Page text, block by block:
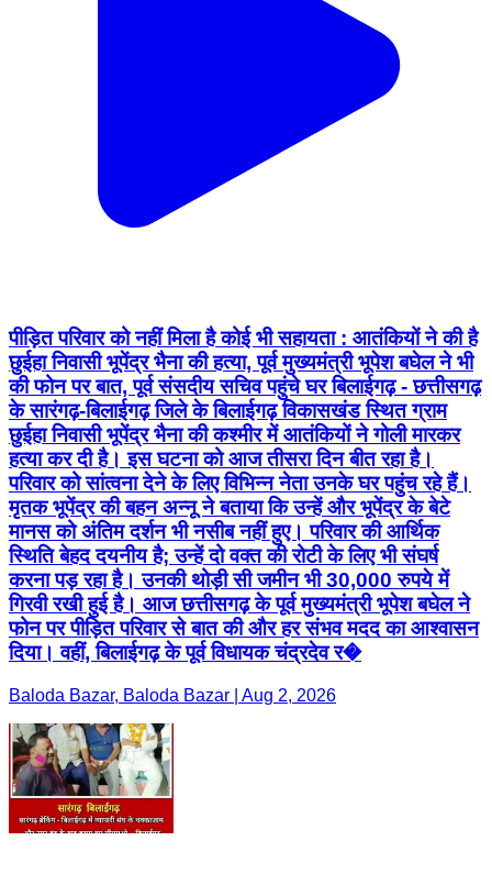
पीड़ित परिवार को नहीं मिला है कोई भी सहायता : आतंकियों ने की है
छुईहा निवासी भूपेंद्र भैना की हत्या, पूर्व मुख्यमंत्री भूपेश बघेल ने भी
की फोन पर बात, पूर्व संसदीय सचिव पहुंचे घर बिलाईगढ़ - छत्तीसगढ़
के सारंगढ़-बिलाईगढ़ जिले के बिलाईगढ़ विकासखंड स्थित ग्राम
छुईहा निवासी भूपेंद्र भैना की कश्मीर में आतंकियों ने गोली मारकर
हत्या कर दी है। इस घटना को आज तीसरा दिन बीत रहा है।
परिवार को सांत्वना देने के लिए विभिन्न नेता उनके घर पहुंच रहे हैं।
मृतक भूपेंद्र की बहन अन्नू ने बताया कि उन्हें और भूपेंद्र के बेटे
मानस को अंतिम दर्शन भी नसीब नहीं हुए। परिवार की आर्थिक
स्थिति बेहद दयनीय है; उन्हें दो वक्त की रोटी के लिए भी संघर्ष
करना पड़ रहा है। उनकी थोड़ी सी जमीन भी 30,000 रुपये में
गिरवी रखी हुई है। आज छत्तीसगढ़ के पूर्व मुख्यमंत्री भूपेश बघेल ने
फोन पर पीड़ित परिवार से बात की और हर संभव मदद का आश्वासन
दिया। वहीं, बिलाईगढ़ के पूर्व विधायक चंद्रदेव र�
Baloda Bazar, Baloda Bazar | Aug 2, 2026